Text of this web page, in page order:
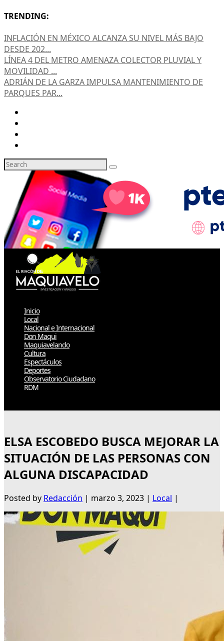
TRENDING:
INFLACIÓN EN MÉXICO ALCANZA SU NIVEL MÁS BAJO
DESDE 202...
LÍNEA 4 DEL METRO AMENAZA COLECTOR PLUVIAL Y
MOVILIDAD ...
ADRIÁN DE LA GARZA IMPULSA MANTENIMIENTO DE
PARQUES PAR...
Inicio
Local
Nacional e Internacional
Don Maqui
Maquiavelando
Cultura
Espectáculos
Deportes
Observatorio Ciudadano
RDM
ELSA ESCOBEDO BUSCA MEJORAR LA
SITUACIÓN DE LAS PERSONAS CON
ALGUNA DISCAPACIDAD
Posted by Redacción | marzo 3, 2023 | Local |